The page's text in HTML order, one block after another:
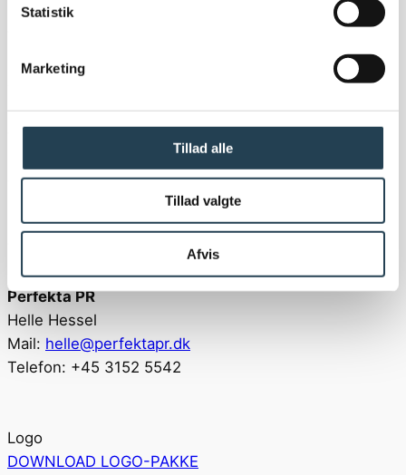
Statistik
Marketing
Tillad alle
Tillad valgte
Afvis
klar til at hjælpe med indsigt i vores brand, produkter
og bæredygtige initiativer - vores mål er at sikre, at du
som journalist hurtigt får adgang til relevante
oplysninger og kvalificeret sparring.
Skandinavisk Marketing Manager
Mail:Stine.Blaaberg@egernsund.com
Perfekta PR
Helle Hessel
Mail: helle@perfektapr.dk
Telefon: +45 3152 5542
Logo
DOWNLOAD LOGO-PAKKE